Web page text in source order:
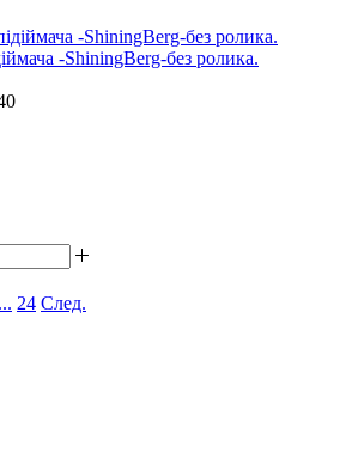
-ShiningBerg-без ролика.
... 24 След.